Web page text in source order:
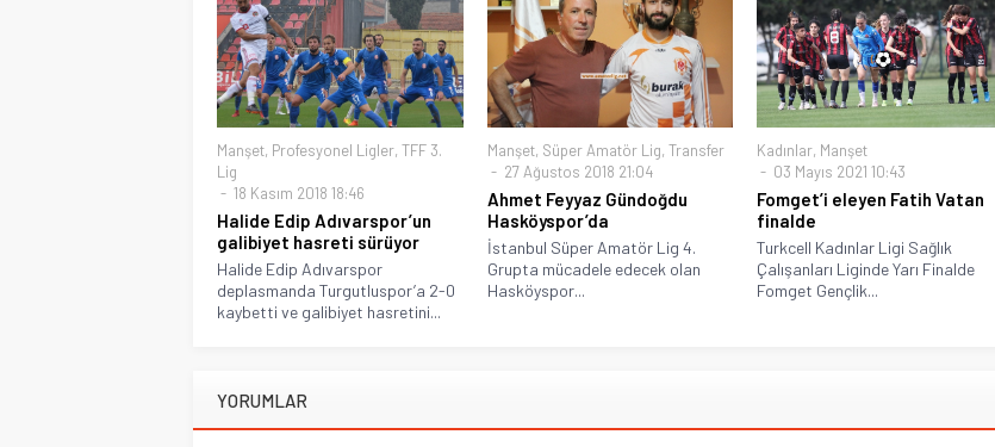
Manşet, Profesyonel Ligler, TFF 3.
Lig
18 Kasım 2018 18:46
Halide Edip Adıvarspor’un
galibiyet hasreti sürüyor
Halide Edip Adıvarspor
deplasmanda Turgutluspor’a 2-0
kaybetti ve galibiyet hasretini...
Manşet, Süper Amatör Lig, Transfer
27 Ağustos 2018 21:04
Ahmet Feyyaz Gündoğdu
Hasköyspor’da
İstanbul Süper Amatör Lig 4.
Grupta mücadele edecek olan
Hasköyspor...
Kadınlar, Manşet
03 Mayıs 2021 10:43
Fomget’i eleyen Fatih Vatan
finalde
Turkcell Kadınlar Ligi Sağlık
Çalışanları Liginde Yarı Finalde
Fomget Gençlik...
YORUMLAR